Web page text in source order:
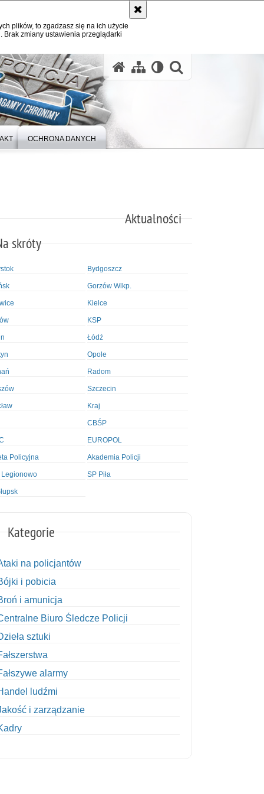
plików, to zgadzasz się na ich użycie
zmiany ustawienia przeglądarki
OCHRONA DANYCH
Aktualności
skróty
Bydgoszcz
Gorzów Wlkp.
Kielce
KSP
Łódź
Opole
Radom
Szczecin
Kraj
CBŚP
EUROPOL
Policyjna Akademia Policji
Legionowo SP Piła
Kategorie
na policjantów
i pobicia
i amunicja
Biuro Śledcze Policji
sztuki
alarmy
ludźmi
i zarządzanie